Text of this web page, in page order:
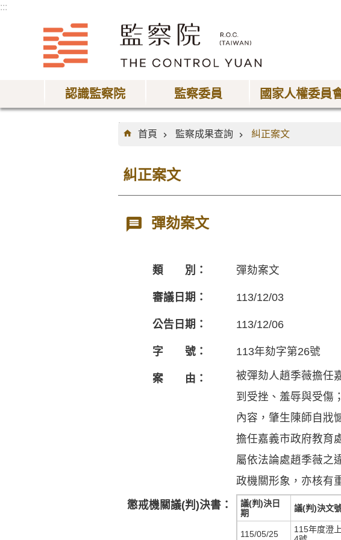
:::
認識監察院 監察委員 國家人權委員
:::
首頁
監察成果查詢 糾正案文
糾正案文
彈劾案文
類 別： 彈劾案文
審議日期： 113/12/03
公告日期： 113/12/06
字 號： 113年劾字第26號
案 由：
被彈劾人趙季薇擔任
到受挫、羞辱與受傷
內容，肇生陳師自戕
擔任嘉義市政府教育
屬依法論處趙季薇之
政機關形象，亦核有
懲戒機關議(判)決書：
議(判)決日
期
議(判)決文
115/05/25
115年度澄